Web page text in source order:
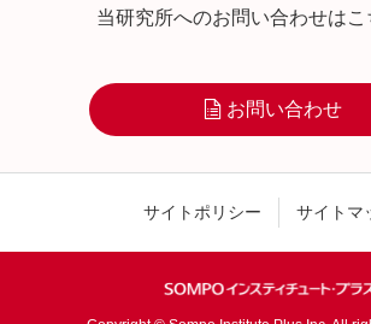
当研究所へのお問い合わせはこ
お問い合わせ
サイトポリシー サイトマ